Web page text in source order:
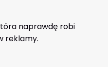
naprawdę robi
reklamy.